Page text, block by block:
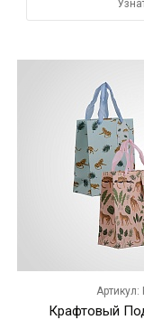
Артикул:
Крафтовый